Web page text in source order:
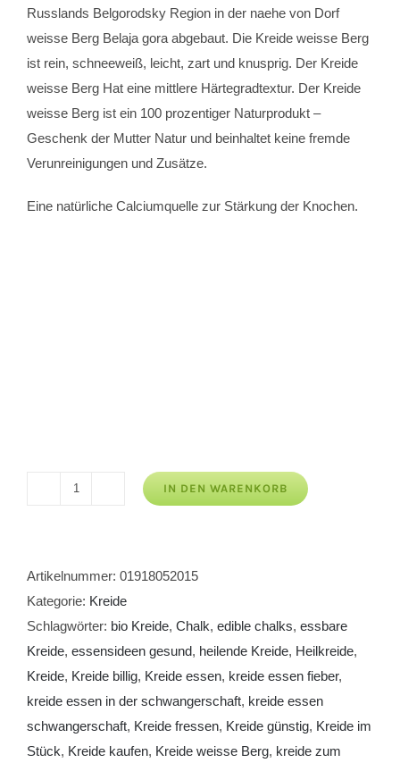
Russlands Belgorodsky Region in der naehe von Dorf
weisse Berg Belaja gora abgebaut. Die Kreide weisse Berg
ist rein, schneeweiß, leicht, zart und knusprig. Der Kreide
weisse Berg Hat eine mittlere Härtegradtextur. Der Kreide
weisse Berg ist ein 100 prozentiger Naturprodukt –
Geschenk der Mutter Natur und beinhaltet keine fremde
Verunreinigungen und Zusätze.
Eine natürliche Calciumquelle zur Stärkung der Knochen.
Menge
IN DEN WARENKORB
Artikelnummer: 01918052015
Kategorie: Kreide
Schlagwörter: bio Kreide, Chalk, edible chalks, essbare
Kreide, essensideen gesund, heilende Kreide, Heilkreide,
Kreide, Kreide billig, Kreide essen, kreide essen fieber,
kreide essen in der schwangerschaft, kreide essen
schwangerschaft, Kreide fressen, Kreide günstig, Kreide im
Stück, Kreide kaufen, Kreide weisse Berg, kreide zum